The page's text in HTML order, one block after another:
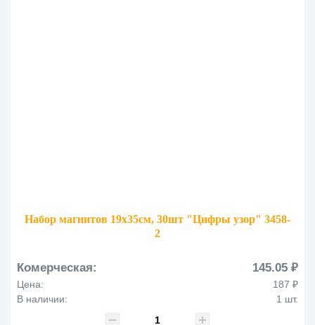
Набор магнитов 19х35см, 30шт "Цифры узор" 3458-
2
Комерческая: 145.05 ₽
Цена:
187 ₽
В наличии:
1 шт.